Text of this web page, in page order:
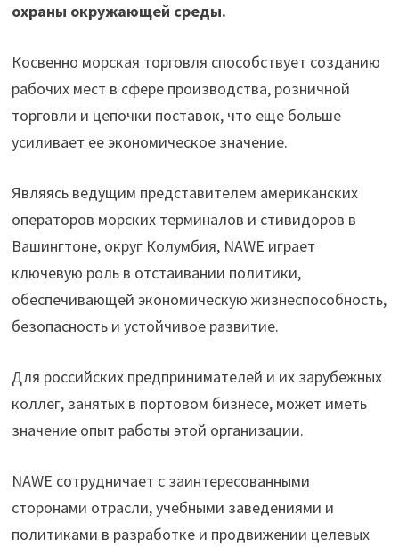
охраны окружающей среды.
Косвенно морская торговля способствует созданию
рабочих мест в сфере производства, розничной
торговли и цепочки поставок, что еще больше
усиливает ее экономическое значение.
Являясь ведущим представителем американских
операторов морских терминалов и стивидоров в
Вашингтоне, округ Колумбия, NAWE играет
ключевую роль в отстаивании политики,
обеспечивающей экономическую жизнеспособность,
безопасность и устойчивое развитие.
Для российских предпринимателей и их зарубежных
коллег, занятых в портовом бизнесе, может иметь
значение опыт работы этой организации.
NAWE сотрудничает с заинтересованными
сторонами отрасли, учебными заведениями и
политиками в разработке и продвижении целевых